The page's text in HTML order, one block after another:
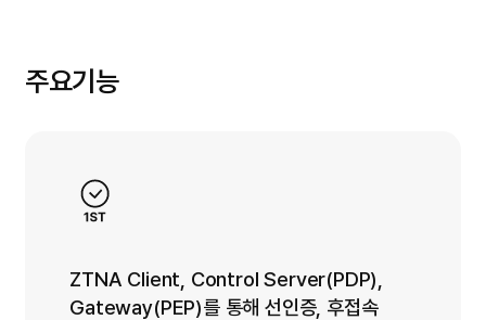
주요기능
ZTNA Client, Control Server(PDP),
Gateway(PEP)를 통해 선인증, 후접속